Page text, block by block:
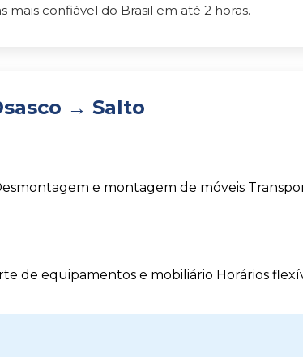
confiável do Brasil em até 2 horas.
→ Salto
e montagem de móveis
de equipamentos e mobiliário Horários